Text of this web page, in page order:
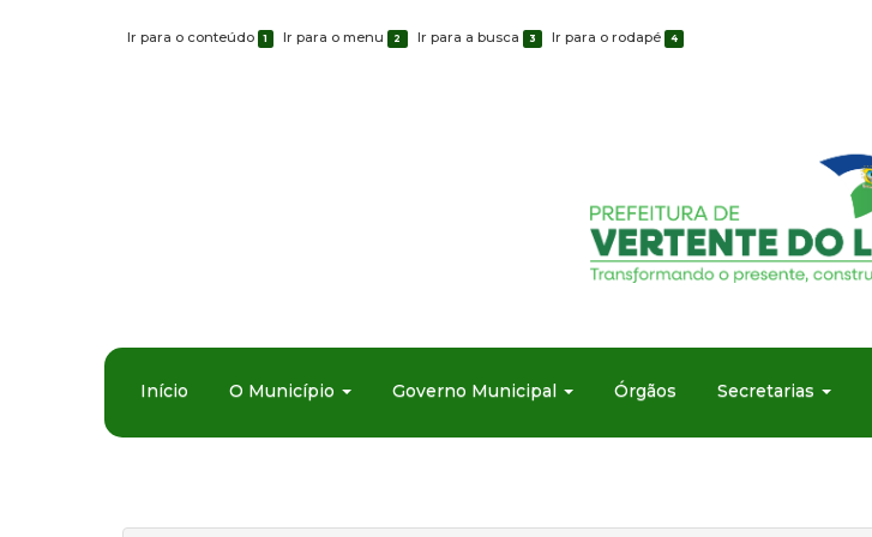
Ir para o conteúdo 1 Ir para o menu 2 Ir para a busca 3 Ir para o rodapé 4
Início O Município Governo Municipal Órgãos Secretarias